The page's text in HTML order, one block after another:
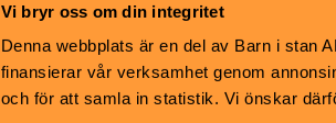
Vi bryr oss om din integritet
Denna webbplats är en del av Barn i stan
finansierar vår verksamhet genom
och för att samla in statistik. Vi önskar
Kulturhuset Stadsteatern Teater
Marionetteatern: